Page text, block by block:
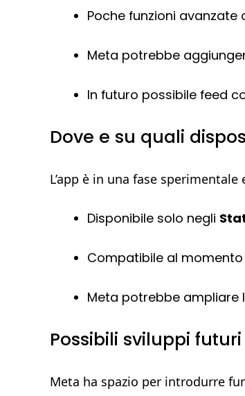
Poche funzioni avanzate
Meta potrebbe
In futuro possibile feed
Dove e su quali
L’app è in una fase
Disponibile solo negli
Compatibile al
Meta potrebbe ampliare
Possibili sviluppi
Meta ha spazio per introdurre